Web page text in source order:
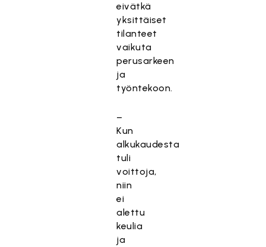
eivätkä
yksittäiset
tilanteet
vaikuta
perusarkeen
ja
työntekoon.
–
Kun
alkukaudesta
tuli
voittoja,
niin
ei
alettu
keulia
ja